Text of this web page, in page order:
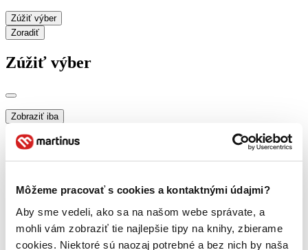
Môžeme pracovať s cookies a kontaktnými údajmi?
Aby sme vedeli, ako sa na našom webe správate, a
mohli vám zobraziť tie najlepšie tipy na knihy, zbierame
cookies. Niektoré sú naozaj potrebné a bez nich by naša
Zúžiť výber
Zoradiť
Zúžiť výber
Zobraziť iba
zľavnené tituly (0 titulov)
na centrálnom sklade (0 titulov)
na centrálnom sklade
predpredaj (0 titulov)predpredaj
pripravujeme (0 titulov)pripravujeme
dostupná (bez vypredaných) (0 titulov)dostupná (bez